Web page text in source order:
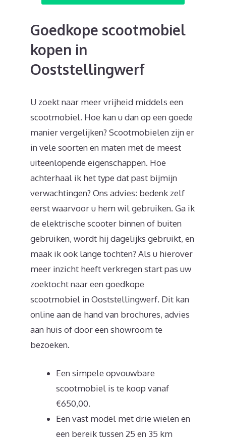
Goedkope scootmobiel
kopen in
Ooststellingwerf
U zoekt naar meer vrijheid middels een
scootmobiel. Hoe kan u dan op een goede
manier vergelijken? Scootmobielen zijn er
in vele soorten en maten met de meest
uiteenlopende eigenschappen. Hoe
achterhaal ik het type dat past bijmijn
verwachtingen? Ons advies: bedenk zelf
eerst waarvoor u hem wil gebruiken. Ga ik
de elektrische scooter binnen of buiten
gebruiken, wordt hij dagelijks gebruikt, en
maak ik ook lange tochten? Als u hierover
meer inzicht heeft verkregen start pas uw
zoektocht naar een goedkope
scootmobiel in Ooststellingwerf. Dit kan
online aan de hand van brochures, advies
aan huis of door een showroom te
bezoeken.
Een simpele opvouwbare
scootmobiel is te koop vanaf
€650,00.
Een vast model met drie wielen en
een bereik tussen 25 en 35 km